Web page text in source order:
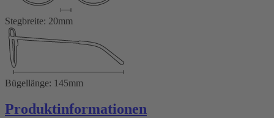
Stegbreite: 20mm
Bügellänge: 145mm
Produktinformationen